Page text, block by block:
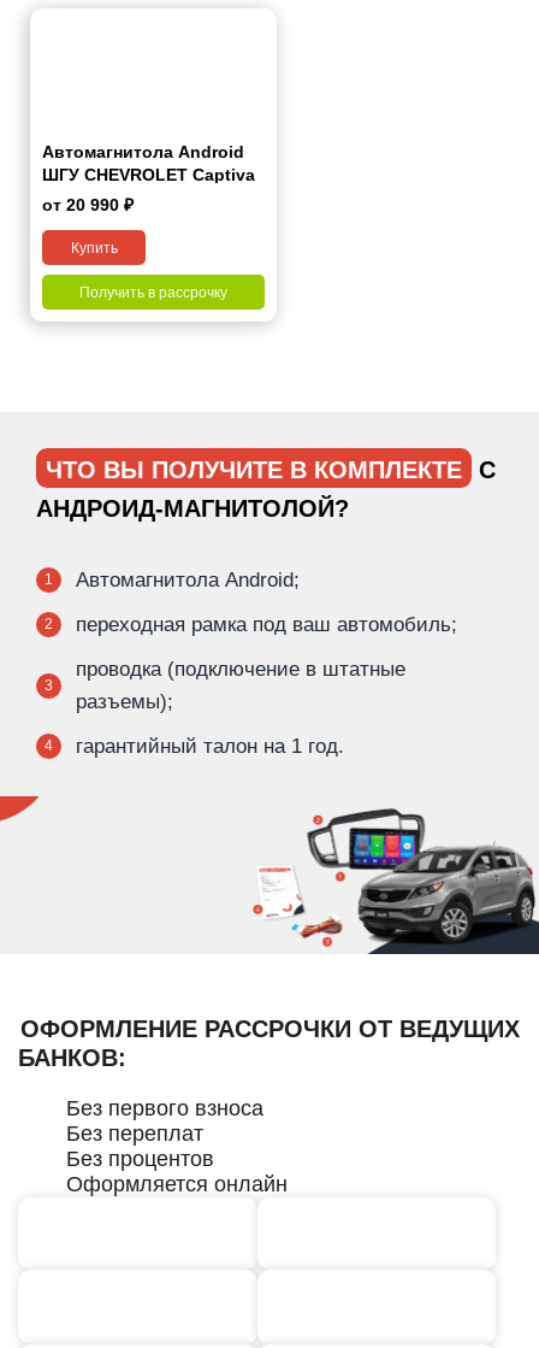
Автомагнитола Android
ШГУ CHEVROLET Captiva
2011-2015 10"
от 20 990 ₽
Купить
Получить в рассрочку
ЧТО ВЫ ПОЛУЧИТЕ В КОМПЛЕКТЕ
С
АНДРОИД-МАГНИТОЛОЙ?
1 Автомагнитола Android;
2 переходная рамка под ваш автомобиль;
3
проводка (подключение в штатные
разъемы);
4 гарантийный талон на 1 год.
ОФОРМЛЕНИЕ РАССРОЧКИ ОТ ВЕДУЩИХ
БАНКОВ:
Без первого взноса
Без переплат
Без процентов
Оформляется онлайн